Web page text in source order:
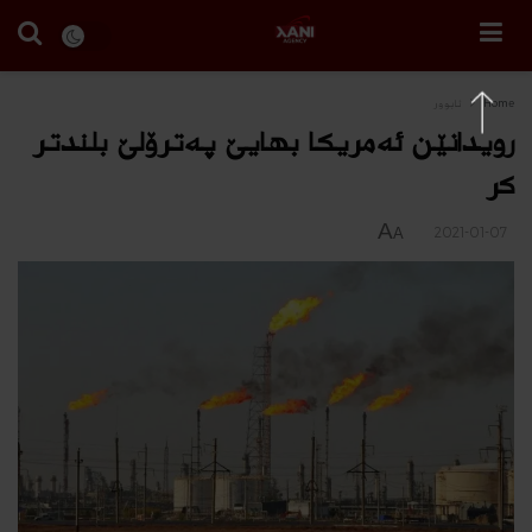
Home ئابوور
رویدانێن ئه‌مریكا بهایێ په‌ترۆلێ بلندتر
كر
A
A